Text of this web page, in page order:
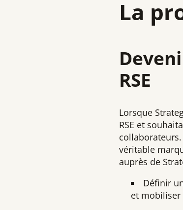
La
RSE
Lorsque
RSE et
véritable
auprès de
Définir
et mobiliser